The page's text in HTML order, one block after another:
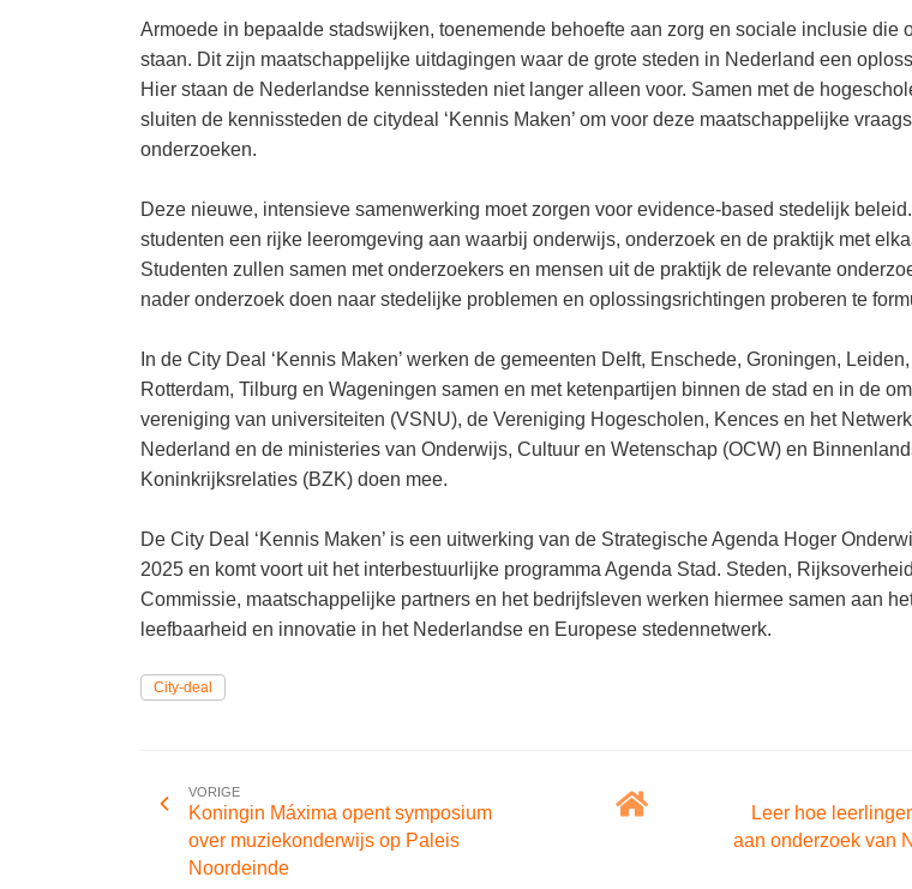
Armoede in bepaalde stadswijken, toenemende behoefte aan zorg en sociale inclusie die
staan. Dit zijn maatschappelijke uitdagingen waar de grote steden in Nederland een
Hier staan de Nederlandse kennissteden niet langer alleen voor. Samen met de
sluiten de kennissteden de citydeal ‘Kennis Maken’ om voor deze maatschappelijke
onderzoeken.
Deze nieuwe, intensieve samenwerking moet zorgen voor evidence-based stedelijk
studenten een rijke leeromgeving aan waarbij onderwijs, onderzoek en de praktijk met
Studenten zullen samen met onderzoekers en mensen uit de praktijk de relevante
nader onderzoek doen naar stedelijke problemen en oplossingsrichtingen proberen te
In de ‪City Deal ‘Kennis Maken’ werken de gemeenten Delft, Enschede, Groningen,
Rotterdam, Tilburg en Wageningen samen en met ketenpartijen binnen de stad en in de
vereniging van universiteiten (VSNU), de Vereniging Hogescholen, Kences en het
Nederland en de ministeries van Onderwijs, Cultuur en Wetenschap (OCW) en
Koninkrijksrelaties (BZK) doen mee.
De City Deal ‘Kennis Maken’ is een uitwerking van de Strategische Agenda Hoger
2025 en komt voort uit het interbestuurlijke programma Agenda Stad. Steden,
Commissie, maatschappelijke partners en het bedrijfsleven werken hiermee samen aan
leefbaarheid en innovatie in het Nederlandse en Europese stedennetwerk.
City-deal
VORIGE
Koningin Máxima opent symposium
over muziekonderwijs op Paleis
Noordeinde
Leer hoe
aan onderzoek van